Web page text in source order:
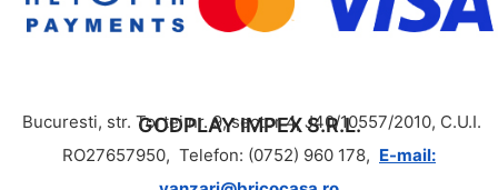
GODPLAY IMPEX S.R.L.
Bucuresti, str. Tortei nr. 9, sector 4, J40/10557/2010, C.U.I.
RO27657950, Telefon: (0752) 960 178, E-mail: